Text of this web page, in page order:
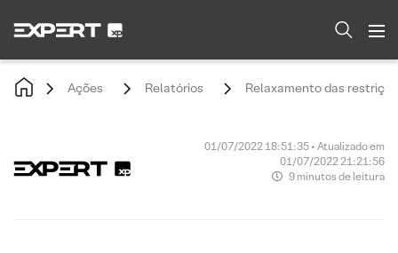
Ações Relatórios Relaxamento das
01/07/2022 18:51:35 • Atualizado em
01/07/2022 21:21:56
9 minutos de leitura